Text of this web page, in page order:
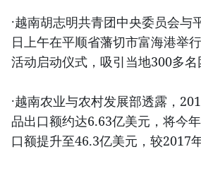
·越南胡志明共青团中央委员会与
日上午在平顺省藩切市富海港举
活动启动仪式，吸引当地300多名
·越南农业与农村发展部透露，
品出口额约达6.63亿美元，将今
口额提升至46.3亿美元，较2017